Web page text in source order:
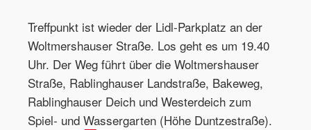
Treffpunkt ist wieder der Lidl-Parkplatz an der
Woltmershauser Straße. Los geht es um 19.40
Uhr. Der Weg führt über die Woltmershauser
Straße, Rablinghauser Landstraße, Bakeweg,
Rablinghauser Deich und Westerdeich zum
Spiel- und Wassergarten (Höhe Duntzestraße).